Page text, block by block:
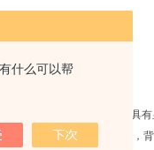
什么可以帮
量操作的效率；
以及市场同类产品相比，具
司同类产品中的数字显示，